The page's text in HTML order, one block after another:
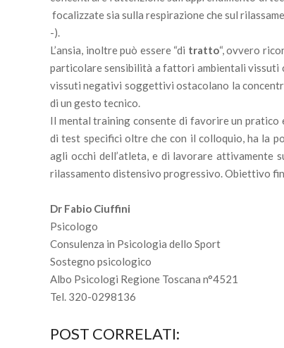
focalizzate sia sulla respirazione che sul
-).
L’ansia, inoltre può essere “di tratto“, ovvero
particolare sensibilità a fattori ambientali vissuti
vissuti negativi soggettivi ostacolano la
di un gesto tecnico.
Il mental training consente di favorire un
di test specifici oltre che con il colloquio, ha la
agli occhi dell’atleta, e di lavorare attivamente
rilassamento distensivo progressivo. Obiettivo
Dr Fabio Ciuffini
Psicologo
Consulenza in Psicologia dello Sport
Sostegno psicologico
Albo Psicologi Regione Toscana n°4521
Tel. 320-0298136
POST CORRELATI: